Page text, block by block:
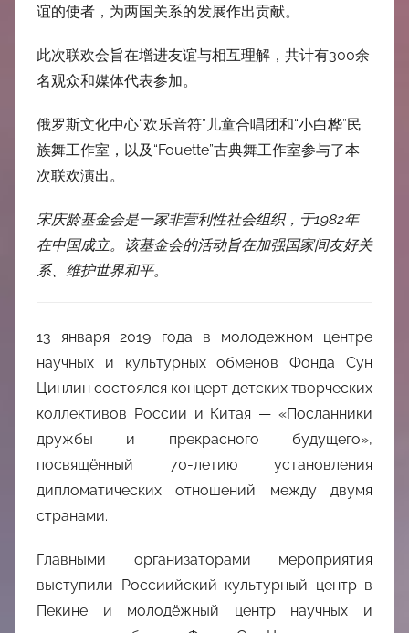
谊的使者，为两国关系的发展作出贡献。
此次联欢会旨在增进友谊与相互理解，共计有300余
名观众和媒体代表参加。
俄罗斯文化中心“欢乐音符”儿童合唱团和“小白桦”民
族舞工作室，以及“Fouette”古典舞工作室参与了本
次联欢演出。
宋庆龄基金会是一家非营利性社会组织，于1982年
在中国成立。该基金会的活动旨在加强国家间友好关
系、维护世界和平。
13 января 2019 года в молодежном центре
научных и культурных обменов Фонда Сун
Цинлин состоялся концерт детских творческих
коллективов России и Китая — «Посланники
дружбы и прекрасного будущего»,
посвящённый 70-летию установления
дипломатических отношений между двумя
странами.
Главными организаторами мероприятия
выступили Россиийский культурный центр в
Пекине и молодёжный центр научных и